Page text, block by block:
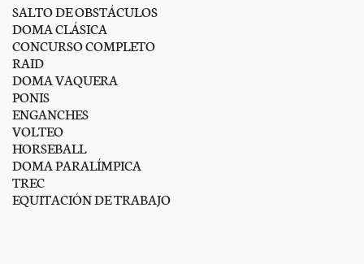
SALTO DE OBSTÁCULOS
DOMA CLÁSICA
CONCURSO COMPLETO
RAID
DOMA VAQUERA
PONIS
ENGANCHES
VOLTEO
HORSEBALL
DOMA PARALÍMPICA
TREC
EQUITACIÓN DE TRABAJO